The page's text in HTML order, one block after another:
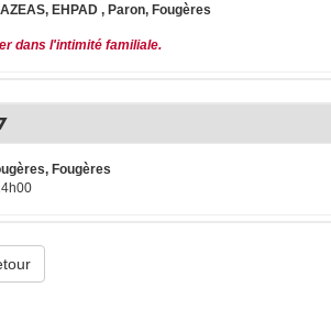
EHPAD , Paron, Fougères
dans l'intimité familiale.
Fougères